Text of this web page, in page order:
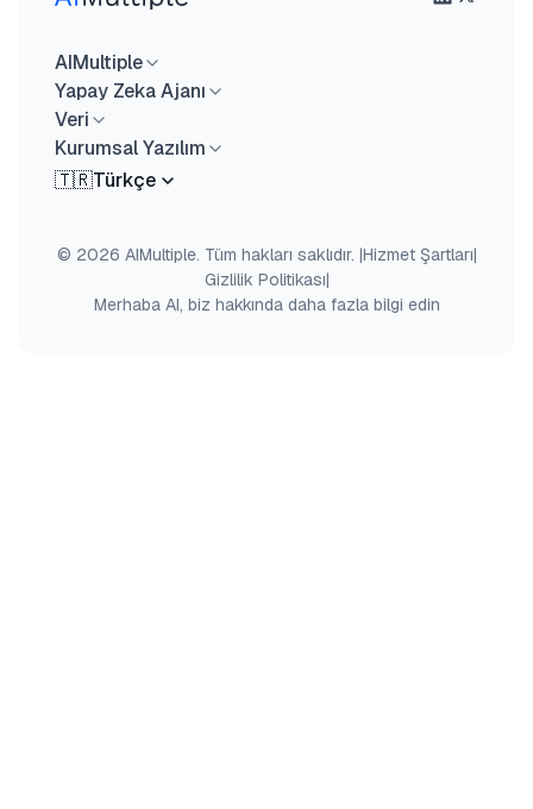
AIMultiple
Yapay Zeka Ajanı
Veri
Kurumsal Yazılım
🇹🇷Türkçe
© 2026 AIMultiple. Tüm hakları saklıdır. |Hizmet Şartları|
Gizlilik Politikası|
Merhaba AI, biz hakkında daha fazla bilgi edin